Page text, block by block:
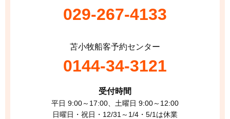
029-267-4133
苫小牧船客予約センター
0144-34-3121
受付時間
平日 9:00～17:00、土曜日 9:00～12:00
日曜日・祝日・12/31～1/4・5/1は休業